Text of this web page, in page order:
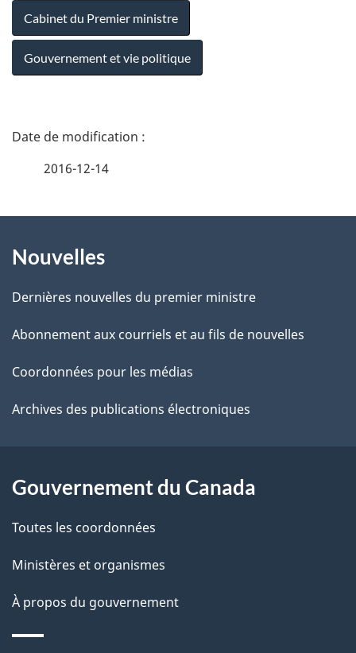
Cabinet du Premier ministre
Gouvernement et vie politique
D
i
l
s
d
e
a
p
a
g
e
2016-12-14
propos
de
ce
site
Nouvelles
Dernières nouvelles du premier ministre
Abonnement aux courriels et au fils de nouvelles
Coordonnées pour les médias
Archives des publications électroniques
Gouvernement du Canada
Toutes les coordonnées
Ministères et organismes
À propos du gouvernement